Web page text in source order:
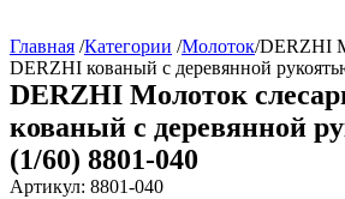
Главная /Категории /Молоток/DERZHI
DERZHI кованый с деревянной
DERZHI Молоток
кованый с деревянной
(1/60) 8801-040
Артикул: 8801-040